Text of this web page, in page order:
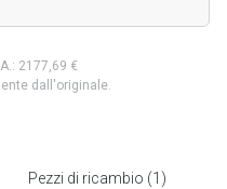
2177,69 €
dall'originale.
Pezzi di ricambio (1 )